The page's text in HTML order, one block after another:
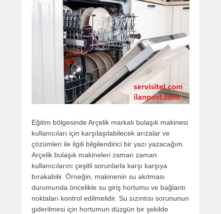
Eğitim bölgesinde Arçelik markalı bulaşık makinesi
kullanıcıları için karşılaşılabilecek arızalar ve
çözümleri ile ilgili bilgilendirici bir yazı yazacağım.
Arçelik bulaşık makineleri zaman zaman
kullanıcılarını çeşitli sorunlarla karşı karşıya
bırakabilir. Örneğin, makinenin su akıtması
durumunda öncelikle su giriş hortumu ve bağlantı
noktaları kontrol edilmelidir. Su sızıntısı sorununun
giderilmesi için hortumun düzgün bir şekilde